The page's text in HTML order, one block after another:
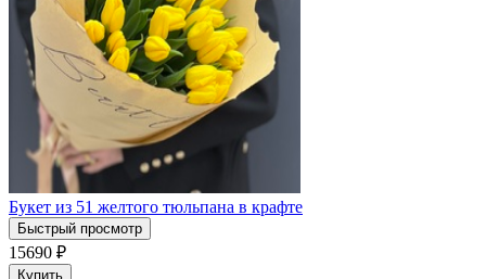
Букет из 51 желтого тюльпана в крафте
Быстрый просмотр
15690 ₽
Купить